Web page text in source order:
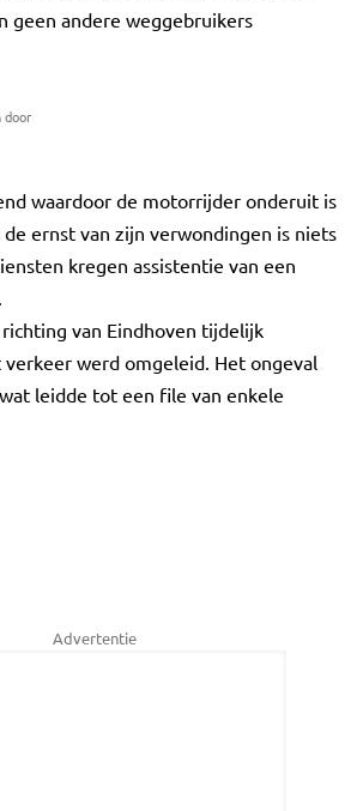
geen andere weggebruikers
door
waardoor de motorrijder onderuit is
de ernst van zijn verwondingen is niets
kregen assistentie van een
van Eindhoven tijdelijk
werd omgeleid. Het ongeval
leidde tot een file van enkele
Advertentie